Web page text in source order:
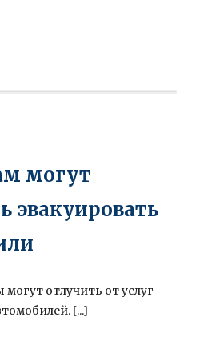
могут
эвакуировать
отлучить от услуг
[...]